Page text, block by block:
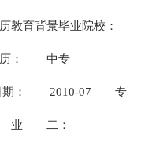
教育背景毕业院校：
： 中专
： 2010-07 专
业 二：